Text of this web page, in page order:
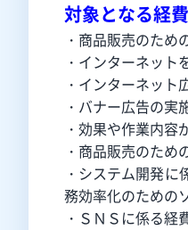
対象となる経
・商品販売のた
・インターネット
・インターネット
・バナー広告の実
・効果や作業内容
・商品販売のため
・システム開発
務効率化のための
・ＳＮＳに係る経